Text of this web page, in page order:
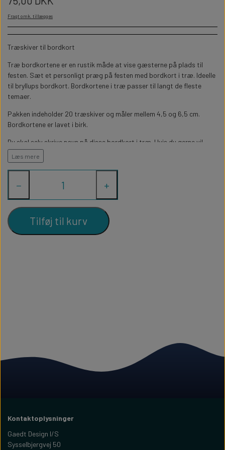
FLASKER MED LYS
PERSONLIGE COASTERS
FORKLÆDER MED TEKST
GAVEÆSKER I TRÆ
TERMOKRUS MED PRINT
STUDENT
WILLOW TREE OPHÆNG
TEKST OG BOGSTAVER
SKILTE
WALLSTICKERS
STUEN
Fragt omk. tillægges
Træskiver til bordkort
Træ bordkortene er en rustik måde at vise gæsterne på plads til
festen. Sæt et personligt præg på festen med bordkort i træ. Ideelle
til bryllups bordkort. Bordkortene i træ passer til langt de fleste
temaer.
Pakken indeholder 20 træskiver og måler mellem 4,5 og 6,5 cm.
Bordkortene er lavet i birk.
Du skal selv skrive navn på disse bordkort i træ. Hvis du gerne vil
undgå selv at skulle skrive gravere vi gerne navn for dig, bestil dem
såher.
Se også vores store udvalg af bordkort i træ med graverede navne
Læs mere
− +
Tilføj til kurv
Kontaktoplysninger
Gaedt Design I/S
Sysselbjergvej 50